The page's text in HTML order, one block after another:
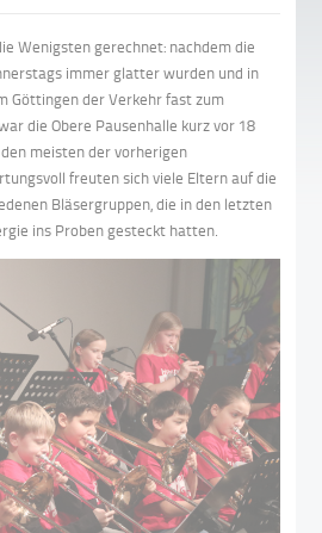
Wenigsten gerechnet: nachdem die
immer glatter wurden und in
Göttingen der Verkehr fast zum
die Obere Pausenhalle kurz vor 18
meisten der vorherigen
freuten sich viele Eltern auf die
Bläsergruppen, die in den letzten
ins Proben gesteckt hatten.